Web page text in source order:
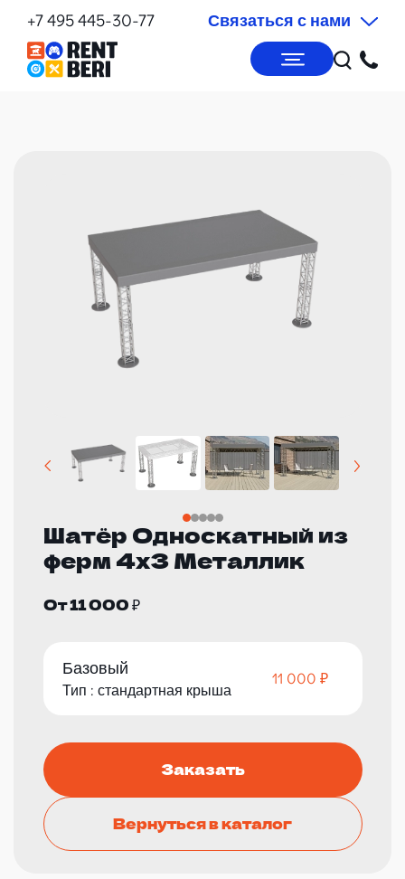
+7 495 445-30-77 Связаться с нами
Шатёр Односкатный из
ферм 4х3 Металлик
От 11 000 ₽
Базовый
Тип : стандартная крыша
11 000 ₽
Заказать
Вернуться в каталог